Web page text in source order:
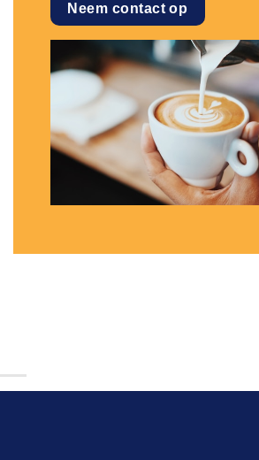
Neem contact op